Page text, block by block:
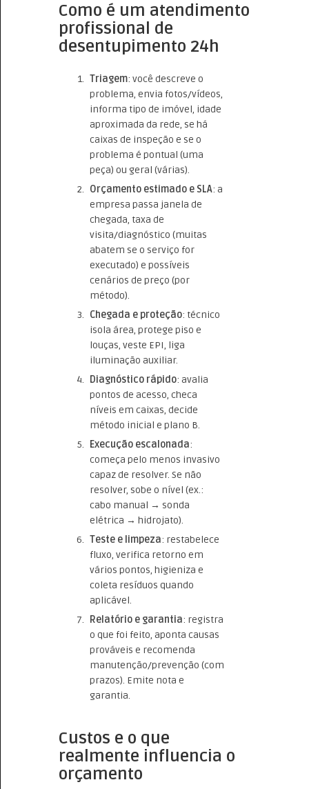
Como é um atendimento
profissional de
desentupimento 24h
Triagem: você descreve o
problema, envia fotos/vídeos,
informa tipo de imóvel, idade
aproximada da rede, se há
caixas de inspeção e se o
problema é pontual (uma
peça) ou geral (várias).
Orçamento estimado e SLA: a
empresa passa janela de
chegada, taxa de
visita/diagnóstico (muitas
abatem se o serviço for
executado) e possíveis
cenários de preço (por
método).
Chegada e proteção: técnico
isola área, protege piso e
louças, veste EPI, liga
iluminação auxiliar.
Diagnóstico rápido: avalia
pontos de acesso, checa
níveis em caixas, decide
método inicial e plano B.
Execução escalonada:
começa pelo menos invasivo
capaz de resolver. Se não
resolver, sobe o nível (ex.:
cabo manual → sonda
elétrica → hidrojato).
Teste e limpeza: restabelece
fluxo, verifica retorno em
vários pontos, higieniza e
coleta resíduos quando
aplicável.
Relatório e garantia: registra
o que foi feito, aponta causas
prováveis e recomenda
manutenção/prevenção (com
prazos). Emite nota e
garantia.
Custos e o que
realmente influencia o
orçamento